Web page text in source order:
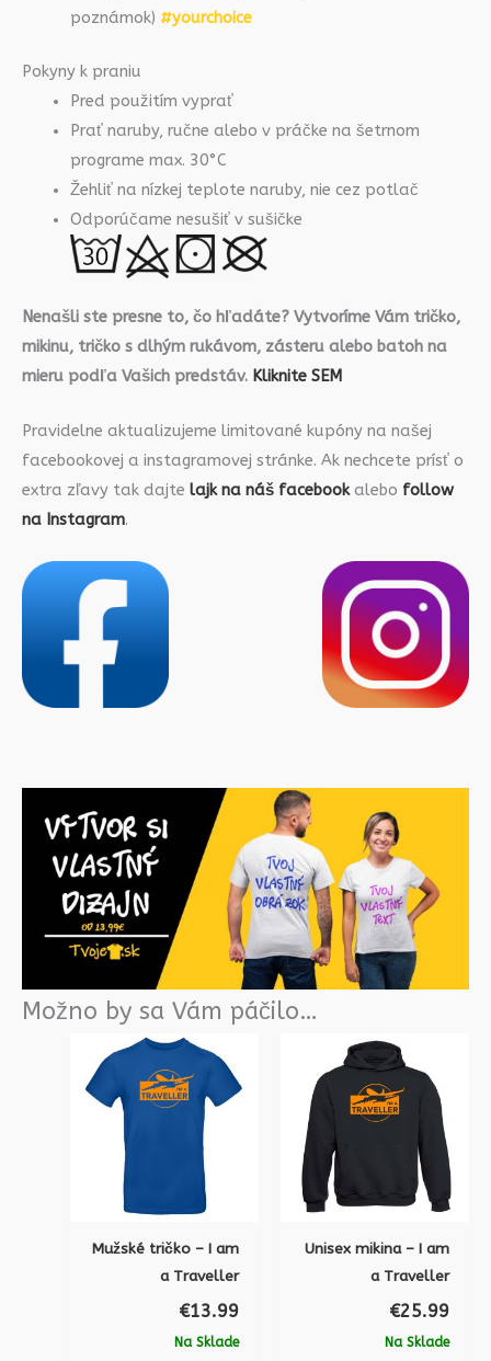
poznámok) #yourchoice
Pokyny k praniu
Pred použitím vyprať
Prať naruby, ručne alebo v práčke na šetrnom
programe max. 30°C
Žehliť na nízkej teplote naruby, nie cez potlač
Odporúčame nesušiť v sušičke
Nenašli ste presne to, čo hľadáte? Vytvoríme Vám tričko,
mikinu, tričko s dlhým rukávom, zásteru alebo batoh na
mieru podľa Vašich predstáv. Kliknite SEM
Pravidelne aktualizujeme limitované kupóny na našej
facebookovej a instagramovej stránke. Ak nechcete prísť o
extra zľavy tak dajte lajk na náš facebookalebo follow
na Instagram.
Možno by sa Vám páčilo…
Mužské tričko – I am
a Traveller
€13.99
Na Sklade
Unisex mikina – I am
a Traveller
€25.99
Na Sklade